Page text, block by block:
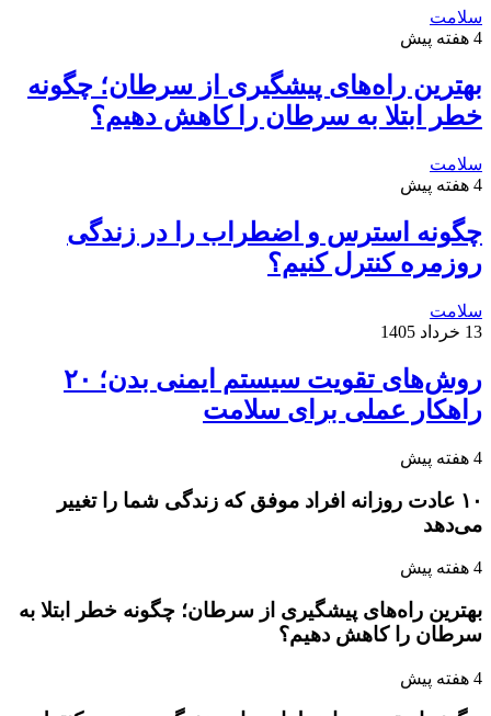
سلامت
4 هفته پیش
بهترین راه‌های پیشگیری از سرطان؛ چگونه
خطر ابتلا به سرطان را کاهش دهیم؟
سلامت
4 هفته پیش
چگونه استرس و اضطراب را در زندگی
روزمره کنترل کنیم؟
سلامت
13 خرداد 1405
روش‌های تقویت سیستم ایمنی بدن؛ ۲۰
راهکار عملی برای سلامت
4 هفته پیش
۱۰ عادت روزانه افراد موفق که زندگی شما را تغییر
می‌دهد
4 هفته پیش
بهترین راه‌های پیشگیری از سرطان؛ چگونه خطر ابتلا به
سرطان را کاهش دهیم؟
4 هفته پیش